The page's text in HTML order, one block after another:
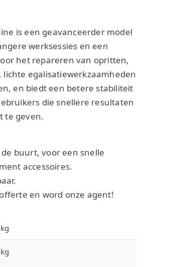
is een geavanceerder model
werksessies en een
het repareren van opritten,
egalisatiewerkzaamheden
en biedt een betere stabiliteit
die snellere resultaten
te geven.
buurt, voor een snelle
accessoires.
en word onze agent!